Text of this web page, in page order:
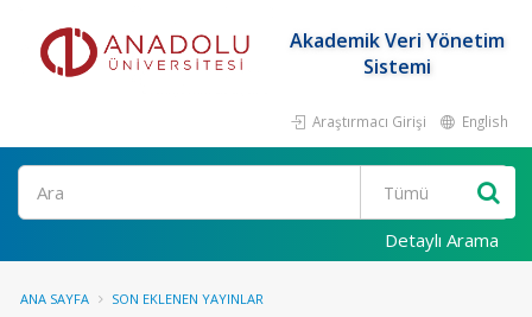
Akademik Veri Yönetim
Sistemi
Araştırmacı Girişi English
Ara
Detaylı Arama
ANA SAYFA SON EKLENEN YAYINLAR